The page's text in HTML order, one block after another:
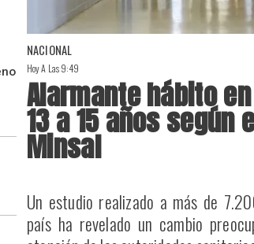
NACIONAL
Hoy A Las 9:49
Alarmante hábito
13 a 15 años según
Minsal
Un estudio realizado a más de
país ha revelado un cambio